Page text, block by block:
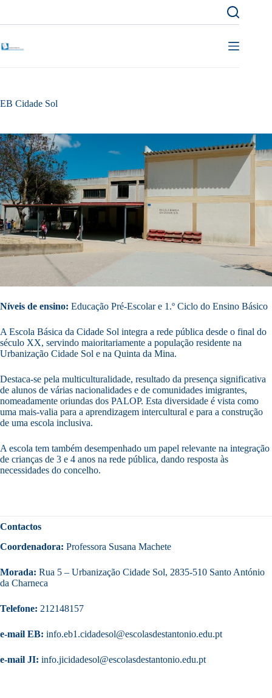
o
EB Cidade Sol
Níveis de ensino: Educação Pré-Escolar e 1.º Ciclo do Ensino Básico
A Escola Básica da Cidade Sol integra a rede pública desde o final do
século XX, servindo maioritariamente a população residente na
Urbanização Cidade Sol e na Quinta da Mina.
Destaca-se pela multiculturalidade, resultado da presença significativa
de alunos de várias nacionalidades e de comunidades imigrantes,
nomeadamente oriundas dos PALOP. Esta diversidade é vista como
uma mais-valia para a aprendizagem intercultural e para a construção
de uma escola inclusiva.
A escola tem também desempenhado um papel relevante na integração
de crianças de 3 e 4 anos na rede pública, dando resposta às
necessidades do concelho.
Contactos
Coordenadora: Professora Susana Machete
Morada: Rua 5 – Urbanização Cidade Sol, 2835-510 Santo António
da Charneca
Telefone: 212148157
e-mail EB: info.eb1.cidadesol@escolasdestantonio.edu.pt
e-mail JI: info.jicidadesol@escolasdestantonio.edu.pt